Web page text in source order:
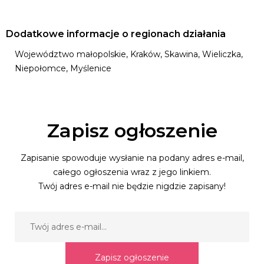
Dodatkowe informacje o regionach działania
Województwo małopolskie, Kraków, Skawina, Wieliczka,
Niepołomce, Myślenice
Zapisz ogłoszenie
Zapisanie spowoduje wysłanie na podany adres e-mail,
całego ogłoszenia wraz z jego linkiem.
Twój adres e-mail nie będzie nigdzie zapisany!
Zapisz ogłoszenie